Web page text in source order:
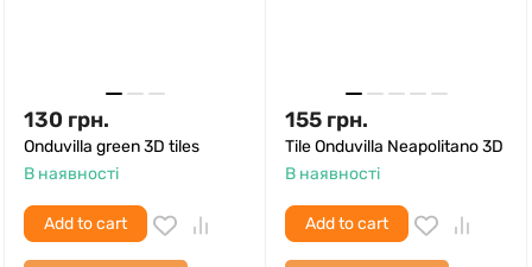
130 грн.
Onduvilla green 3D tiles
В наявності
Add to cart
155 грн.
Tile Onduvilla Neapolitano 3D
В наявності
Add to cart